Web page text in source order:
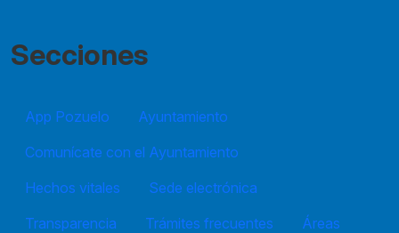
Secciones
App Pozuelo
Ayuntamiento
Comunícate con el Ayuntamiento
Hechos vitales
Sede electrónica
Transparencia
Trámites frecuentes Áreas